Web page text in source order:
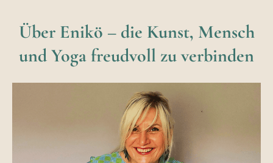
Über Enikö – die Kunst, Mensch
und Yoga freudvoll zu verbinden